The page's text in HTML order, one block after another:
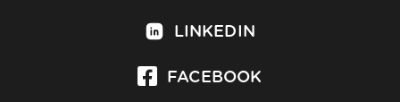
LINKEDIN
FACEBOOK